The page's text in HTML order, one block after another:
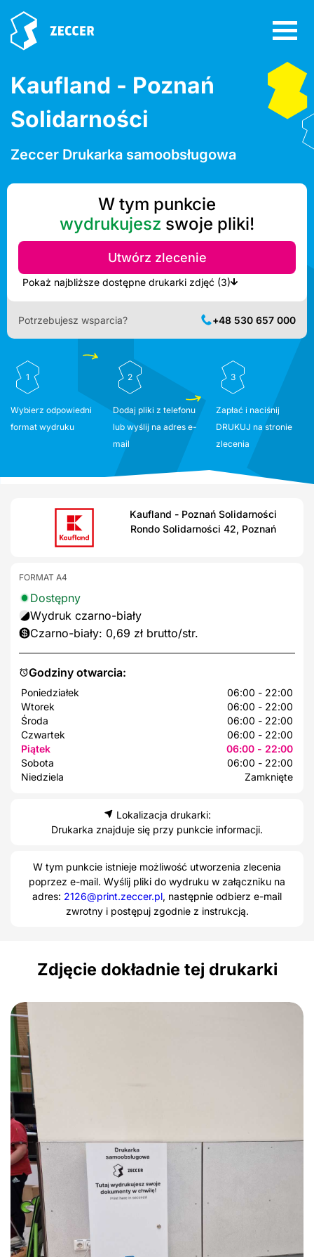
Kaufland - Poznań
Solidarności
Zeccer Drukarka samoobsługowa
W tym punkcie
wydrukujesz swoje pliki!
Utwórz zlecenie
Pokaż najbliższe dostępne drukarki zdjęć (3)
Potrzebujesz wsparcia? +48 530 657 000
1
Wybierz odpowiedni
format wydruku
2
Dodaj pliki z telefonu
lub wyślij na adres e-
mail
3
Zapłać i naciśnij
DRUKUJ na stronie
zlecenia
Kaufland - Poznań Solidarności
Rondo Solidarności 42, Poznań
Godziny otwarcia:
Poniedziałek
06:00 - 22:00
Wtorek
06:00 - 22:00
Środa
06:00 - 22:00
Czwartek
06:00 - 22:00
Piątek
06:00 - 22:00
Sobota
06:00 - 22:00
Niedziela
Zamknięte
FORMAT A4
Dostępny
Wydruk czarno-biały
Czarno-biały: 0,69 zł brutto/str.
Lokalizacja drukarki:
Drukarka znajduje się przy punkcie informacji.
W tym punkcie istnieje możliwość utworzenia zlecenia
poprzez e-mail. Wyślij pliki do wydruku w załączniku na
adres: 2126@print.zeccer.pl, następnie odbierz e-mail
zwrotny i postępuj zgodnie z instrukcją.
Zdjęcie dokładnie tej drukarki